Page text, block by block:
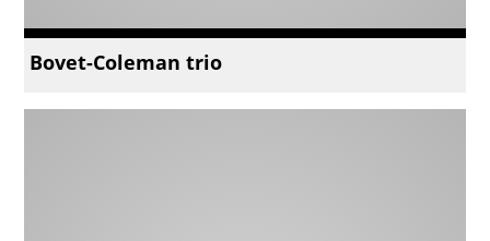
Bovet-Coleman trio